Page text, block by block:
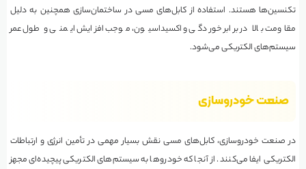
تکنسین‌ها هستند. استفاده از کابل‌های مسی در ساختمان‌سازی همچنین به دلیل
مقاومت بالا در برابر خوردگی و اکسیداسیون، موجب افزایش ایمنی و طول عمر
سیستم‌های الکتریکی می‌شود.
صنعت خودروسازی
در صنعت خودروسازی، کابل‌های مسی نقش بسیار مهمی در تأمین انرژی و ارتباطات
الکتریکی ایفا می‌کنند. از آنجا که خودروها به سیستم‌های الکتریکی پیچیده‌ای مجهز